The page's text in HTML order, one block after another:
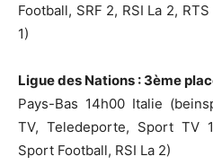
Football, SRF 2, RSI La 2,
1)
Ligue des Nations : 3ème
Pays-Bas 14h00 Italie
TV, Teledeporte, Sport TV
Sport Football, RSI La 2)